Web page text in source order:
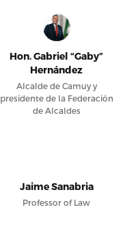
Hon. Gabriel “Gaby”
Hernández
Alcalde de Camuy y
presidente de la Federación
de Alcaldes
Jaime Sanabria
Professor of Law